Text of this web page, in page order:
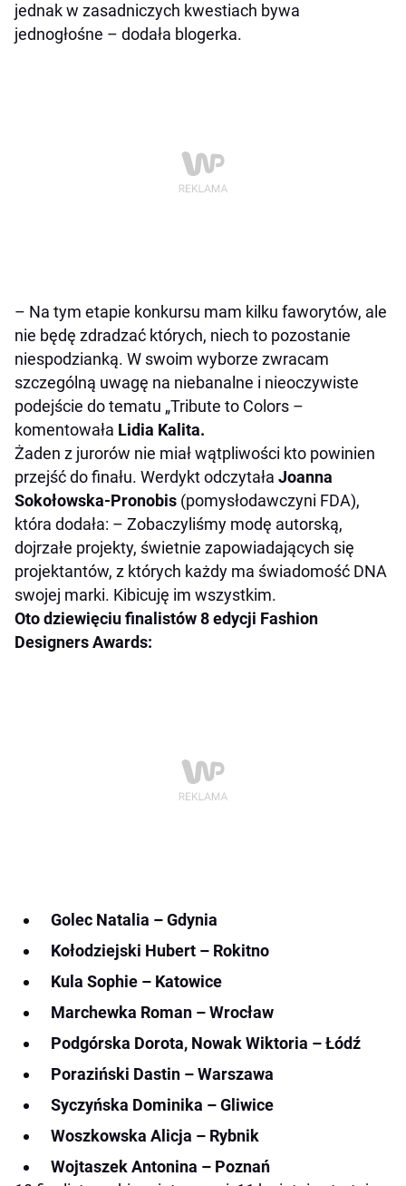
jednak w zasadniczych kwestiach bywa
jednogłośne – dodała blogerka.
– Na tym etapie konkursu mam kilku faworytów, ale
nie będę zdradzać których, niech to pozostanie
niespodzianką. W swoim wyborze zwracam
szczególną uwagę na niebanalne i nieoczywiste
podejście do tematu „Tribute to Colors –
komentowała Lidia Kalita.
Żaden z jurorów nie miał wątpliwości kto powinien
przejść do finału. Werdyktodczytała Joanna
Sokołowska-Pronobis (pomysłodawczyni FDA),
która dodała: – Zobaczyliśmy modę autorską,
dojrzałe projekty, świetnie zapowiadających się
projektantów, z których każdy ma świadomość DNA
swojej marki. Kibicuję im wszystkim.
Oto dziewięciu finalistów 8 edycji Fashion
Designers Awards:
Golec Natalia – Gdynia
Kołodziejski Hubert – Rokitno
Kula Sophie – Katowice
Marchewka Roman – Wrocław
Podgórska Dorota, Nowak Wiktoria – Łódź
Poraziński Dastin – Warszawa
Syczyńska Dominika – Gliwice
Woszkowska Alicja – Rybnik
Wojtaszek Antonina – Poznań